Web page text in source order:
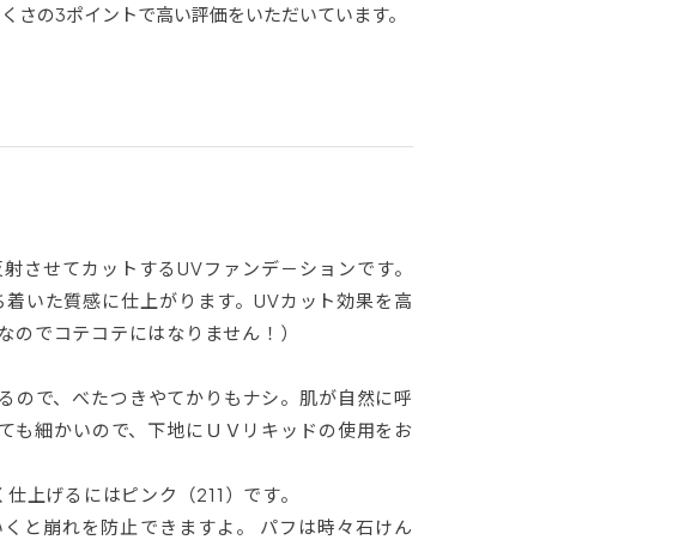
の3ポイントで高い評価をいただいています。
させてカットするUVファンデ－ションです。
いた質感に仕上がります。UVカット効果を高
でコテコテにはなりません！）
ので、べたつきやてかりもナシ。肌が自然に呼
も細かいので、下地にＵＶリキッドの使用をお
上げるにはピンク（211）です。
と崩れを防止できますよ。 パフは時々石けん